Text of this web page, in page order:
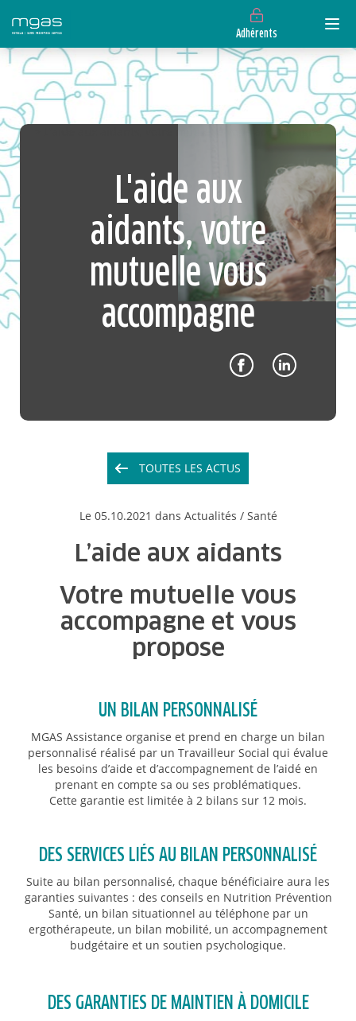
Adhérents
L'aide aux
aidants, votre
mutuelle vous
accompagne
TOUTES LES ACTUS
Le 05.10.2021 dans Actualités / Santé
L’aide aux aidants
Votre mutuelle vous
accompagne et vous
propose
UN BILAN PERSONNALISÉ
MGAS Assistance organise et prend en charge un bilan
personnalisé réalisé par un Travailleur Social qui évalue
les besoins d’aide et d’accompagnement de l’aidé en
prenant en compte sa ou ses problématiques.
Cette garantie est limitée à 2 bilans sur 12 mois.
DES SERVICES LIÉS AU BILAN PERSONNALISÉ
Suite au bilan personnalisé, chaque bénéficiaire aura les
garanties suivantes : des conseils en Nutrition Prévention
Santé, un bilan situationnel au téléphone par un
ergothérapeute, un bilan mobilité, un accompagnement
budgétaire et un soutien psychologique.
DES GARANTIES DE MAINTIEN À DOMICILE